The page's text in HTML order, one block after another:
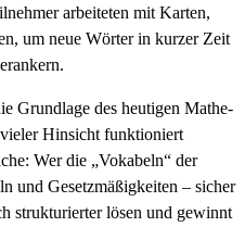
arbeiteten mit Karten,
um neue Wörter in kurzer Zeit
Grundlage des heutigen Mathe-
Hinsicht funktioniert
Wer die „Vokabeln“ der
und Gesetzmäßigkeiten – sicher
strukturierter lösen und gewinnt